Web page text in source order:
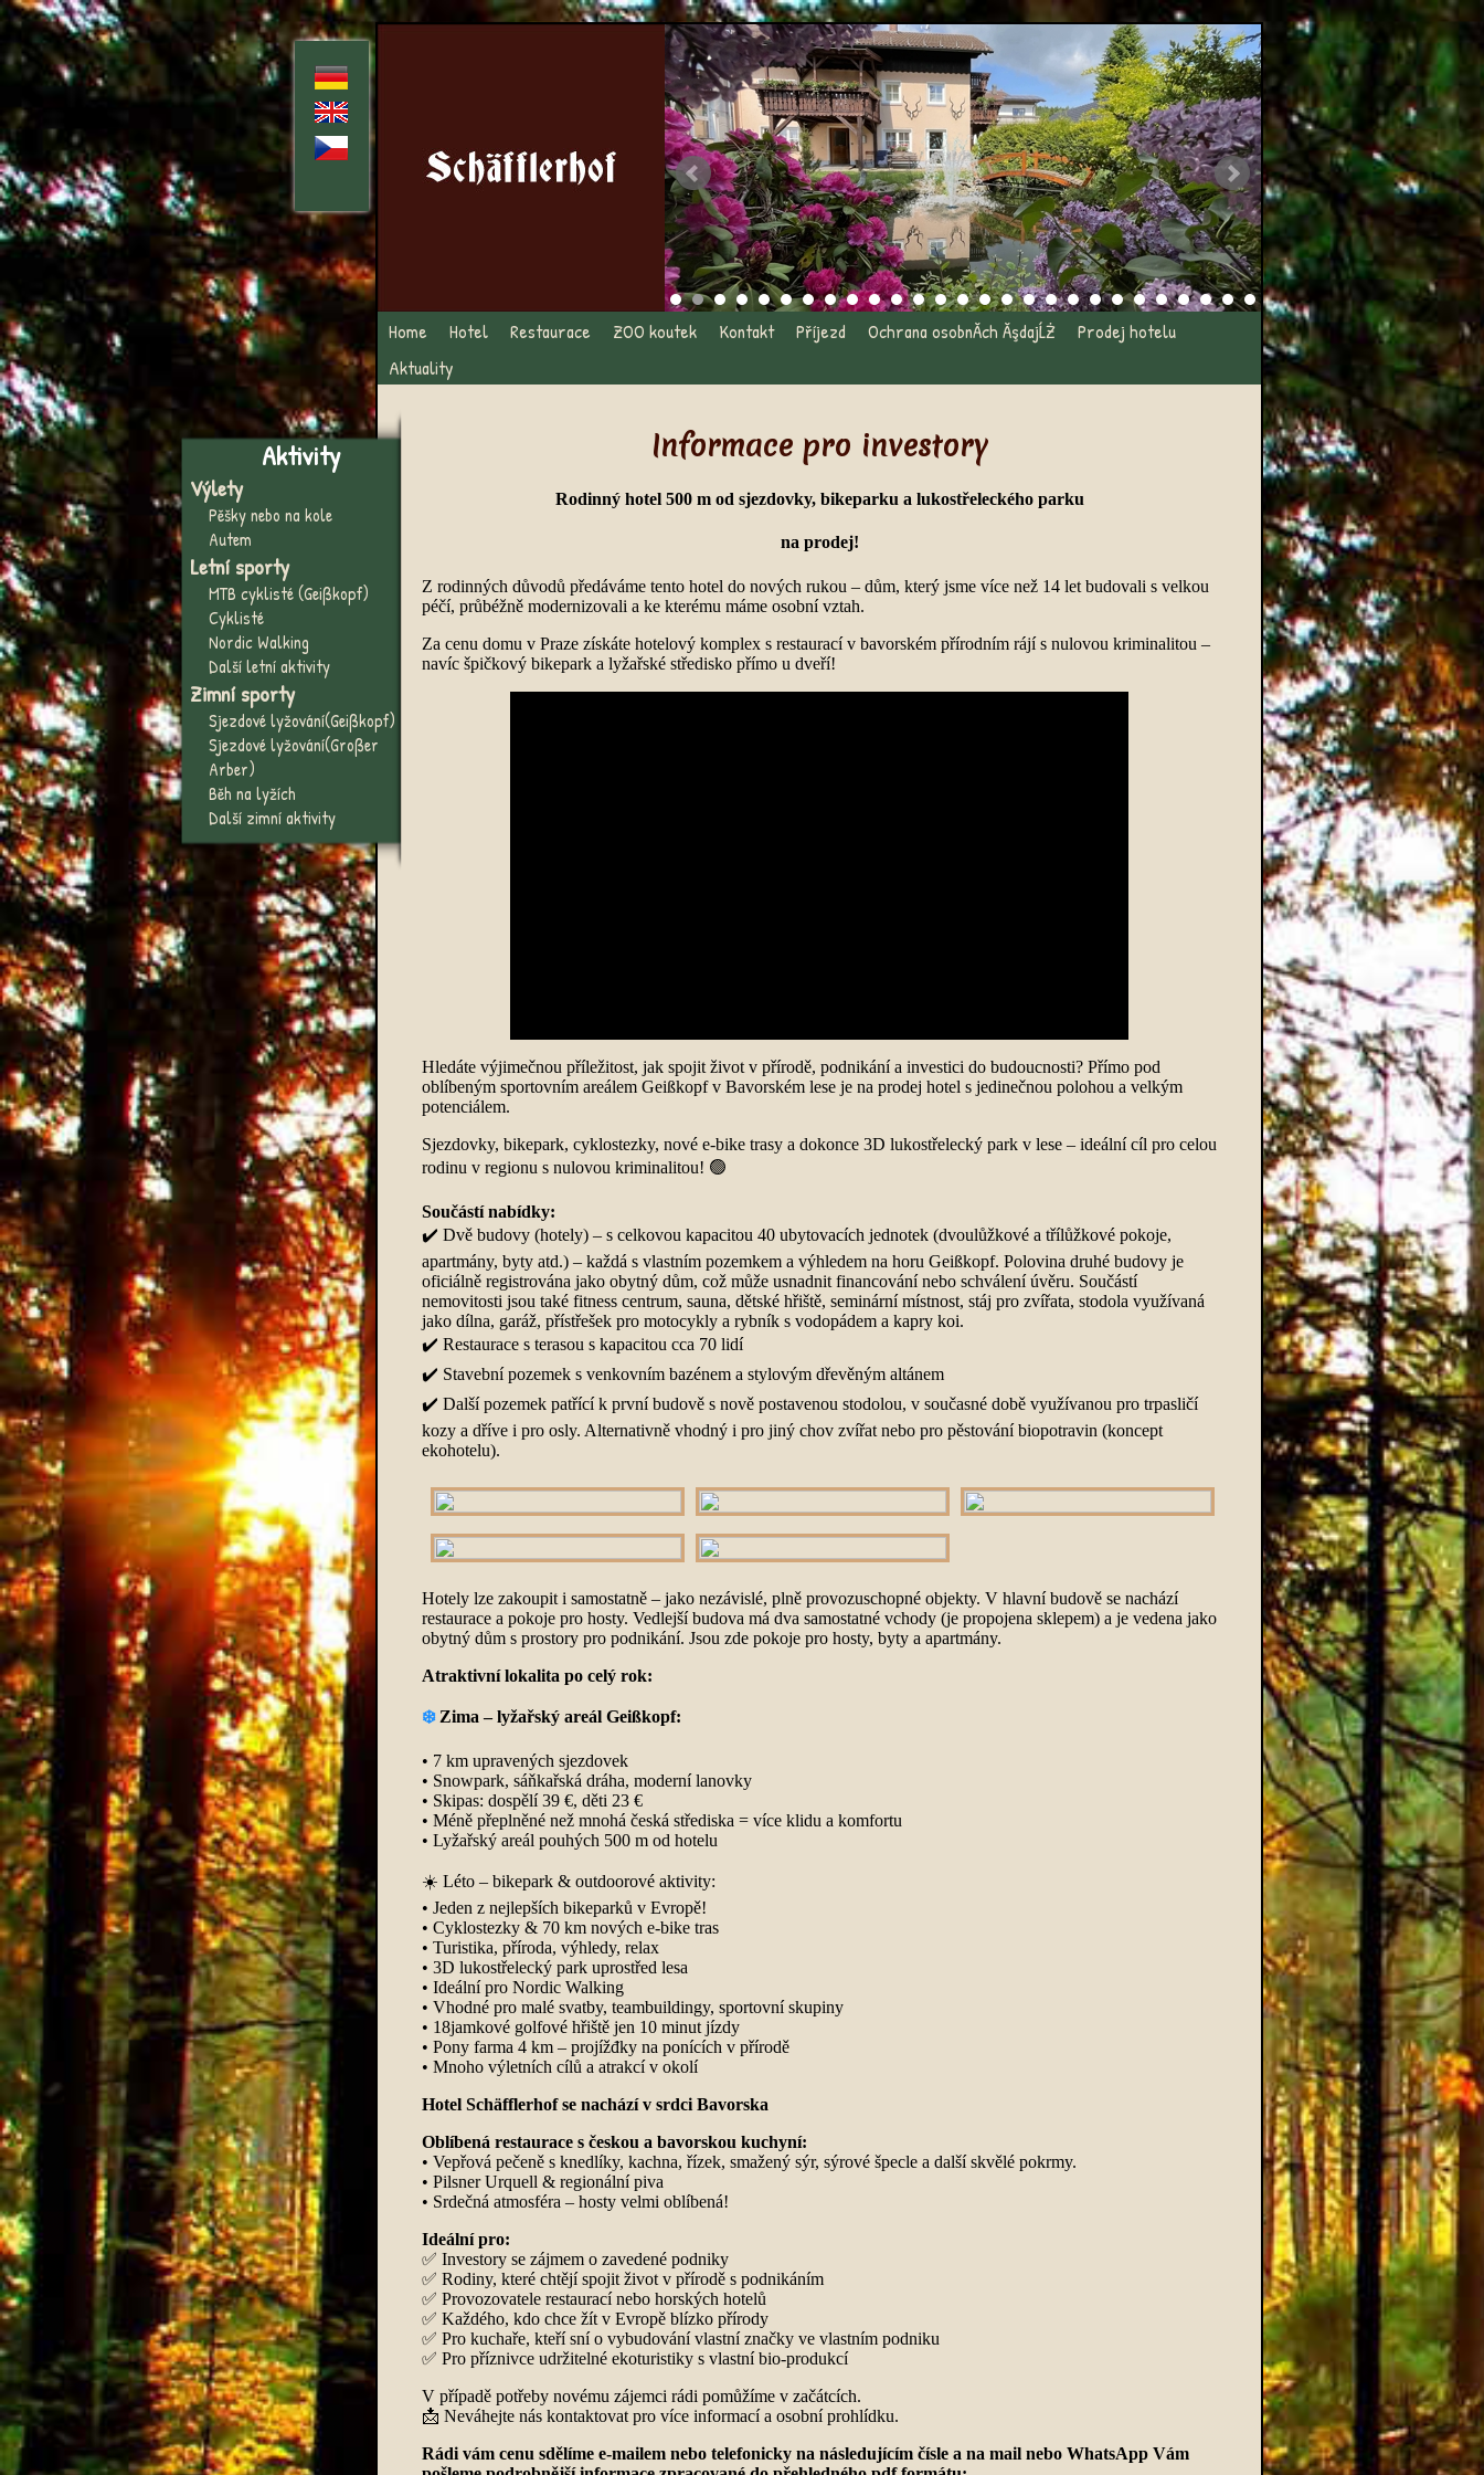
ď»ż
Home Hotel Restaurace ZOO koutek Kontakt Příjezd Ochrana osobnĂ­ch ĂşdajĹŻ
Prodej hotelu
Aktuality
Aktivity
Výlety
Pěšky nebo na kole
Autem
Letní sporty
MTB cyklisté (Geißkopf)
Cyklisté
Nordic Walking
Další letní aktivity
Zimní sporty
Sjezdové lyžování(Geißkopf)
Sjezdové lyžování(Großer
Arber)
Běh na lyžích
Další zimní aktivity
Informace pro investory
Rodinný hotel 500 m od sjezdovky, bikeparku a lukostřeleckého parku
na prodej!
Z rodinných důvodů předáváme tento hotel do nových rukou – dům, který jsme více než 14 let budovali s velkou
péčí, průbéžně modernizovali a ke kterému máme osobní vztah.
Za cenu domu v Praze získáte hotelový komplex s restaurací v bavorském přírodním rájí s nulovou kriminalitou –
navíc špičkový bikepark a lyžařské středisko přímo u dveří!
Hledáte výjimečnou příležitost, jak spojit život v přírodě, podnikání a investici do budoucnosti? Přímo pod
oblíbeným sportovním areálem Geißkopf v Bavorském lese je na prodej hotel s jedinečnou polohou a velkým
potenciálem.
Sjezdovky, bikepark, cyklostezky, nové e-bike trasy a dokonce 3D lukostřelecký park v lese – ideální cíl pro celou
rodinu v regionu s nulovou kriminalitou! 🟢
Součástí nabídky:
✔️ Dvě budovy (hotely) – s celkovou kapacitou 40 ubytovacích jednotek (dvoulůžkové a třílůžkové pokoje,
apartmány, byty atd.) – každá s vlastním pozemkem a výhledem na horu Geißkopf. Polovina druhé budovy je
oficiálně registrována jako obytný dům, což může usnadnit financování nebo schválení úvěru. Součástí
nemovitosti jsou také fitness centrum, sauna, dětské hřiště, seminární místnost, stáj pro zvířata, stodola využívaná
jako dílna, garáž, přístřešek pro motocykly a rybník s vodopádem a kapry koi.
✔️ Restaurace s terasou s kapacitou cca 70 lidí
✔️ Stavební pozemek s venkovním bazénem a stylovým dřevěným altánem
✔️ Další pozemek patřící k první budově s nově postavenou stodolou, v současné době využívanou pro trpasličí
kozy a dříve i pro osly. Alternativně vhodný i pro jiný chov zvířat nebo pro pěstování biopotravin (koncept
ekohotelu).
Hotely lze zakoupit i samostatně – jako nezávislé, plně provozuschopné objekty. V hlavní budově se nachází
restaurace a pokoje pro hosty. Vedlejší budova má dva samostatné vchody (je propojena sklepem) a je vedena jako
obytný dům s prostory pro podnikání. Jsou zde pokoje pro hosty, byty a apartmány.
Atraktivní lokalita po celý rok:
❄️Zima – lyžařský areál Geißkopf:
• 7 km upravených sjezdovek
• Snowpark, sáňkařská dráha, moderní lanovky
• Skipas: dospělí 39 €, děti 23 €
• Méně přeplněné než mnohá česká střediska = více klidu a komfortu
• Lyžařský areál pouhých 500 m od hotelu
☀️ Léto – bikepark & outdoorové aktivity:
• Jeden z nejlepších bikeparků v Evropě!
• Cyklostezky & 70 km nových e-bike tras
• Turistika, příroda, výhledy, relax
• 3D lukostřelecký park uprostřed lesa
• Ideální pro Nordic Walking
• Vhodné pro malé svatby, teambuildingy, sportovní skupiny
• 18jamkové golfové hřiště jen 10 minut jízdy
• Pony farma 4 km – projížđky na ponících v přírodě
• Mnoho výletních cílů a atrakcí v okolí
Hotel Schäfflerhof se nachází v srdci Bavorska
Oblíbená restaurace s českou a bavorskou kuchyní:
• Vepřová pečeně s knedlíky, kachna, řízek, smažený sýr, sýrové špecle a další skvělé pokrmy.
• Pilsner Urquell & regionální piva
• Srdečná atmosféra – hosty velmi oblíbená!
Ideální pro:
✅ Investory se zájmem o zavedené podniky
✅ Rodiny, které chtějí spojit život v přírodě s podnikáním
✅ Provozovatele restaurací nebo horských hotelů
✅ Každého, kdo chce žít v Evropě blízko přírody
✅ Pro kuchaře, kteří sní o vybudování vlastní značky ve vlastním podniku
✅ Pro příznivce udržitelné ekoturistiky s vlastní bio-produkcí
V případě potřeby novému zájemci rádi pomůžíme v začátcích.
📩 Neváhejte nás kontaktovat pro více informací a osobní prohlídku.
Rádi vám cenu sdělíme e-mailem nebo telefonicky na následujícím čísle a na mail nebo WhatsApp Vám